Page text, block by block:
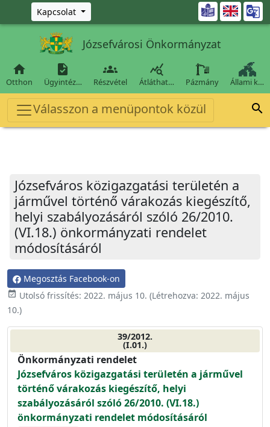
Ugrás a fő tartalomra
Kapcsolat 
Józsefvárosi Önkormányzat

Otthon

Ügyintéz…

Részvétel

Átláthat… Pázmány Állami k…
Válasszon a menüpontok közül 
Józsefváros közigazgatási területén a
járművel történő várakozás kiegészítő,
helyi szabályozásáról szóló 26/2010.
(VI.18.) önkormányzati rendelet
módosításáról
Megosztás Facebook-on
event_available Utolsó frissítés: 2022. május 10. (Létrehozva: 2022. május
10.)
39/2012.
(I.01.)
Önkormányzati rendelet
Józsefváros közigazgatási területén a járművel
történő várakozás kiegészítő, helyi
szabályozásáról szóló 26/2010. (VI.18.)
önkormányzati rendelet módosításáról